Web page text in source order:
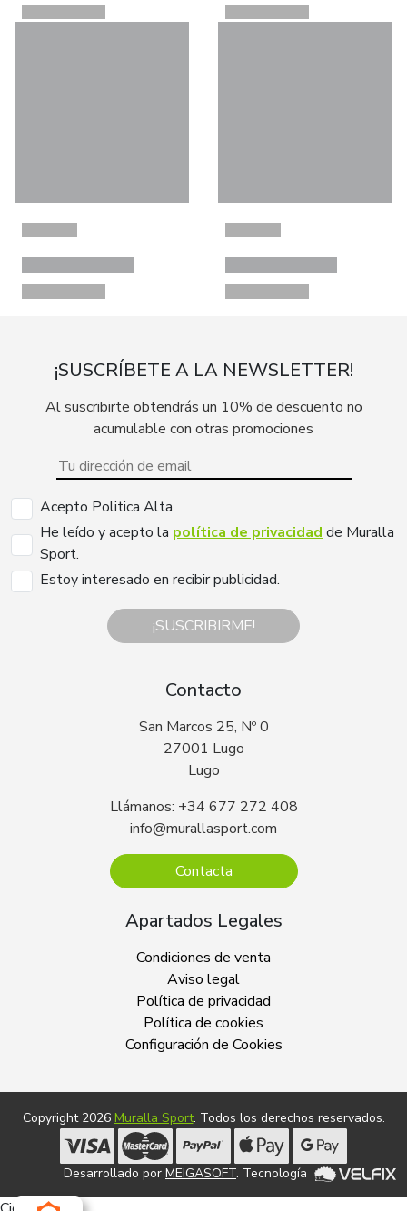
¡SUSCRÍBETE A LA NEWSLETTER!
Al suscribirte obtendrás un 10% de descuento no
acumulable con otras promociones
Acepto Politica Alta
He leído y acepto la política de privacidad de Muralla
Sport.
Estoy interesado en recibir publicidad.
¡SUSCRIBIRME!
Contacto
San Marcos 25, Nº 0
27001 Lugo
Lugo
Llámanos: +34 677 272 408
info@murallasport.com
Contacta
Apartados Legales
Condiciones de venta
Aviso legal
Política de privacidad
Política de cookies
Configuración de Cookies
Copyright 2026 Muralla Sport. Todos los derechos reservados.
Desarrollado por MEIGASOFT. Tecnología